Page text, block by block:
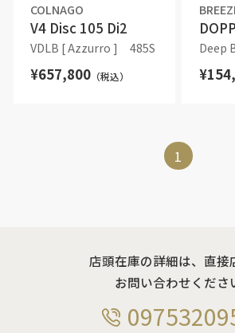
COLNAGO
V4 Disc 105 Di2
VDLB [ Azzurro ] 485S
¥657,800 （税込）
Deep
1
店頭在庫の詳細は、直接
お問い合わせくださ